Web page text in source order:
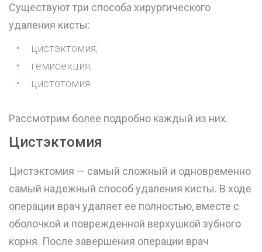
Существуют три способа хирургического
удаления кисты:
цистэктомия;
гемисекция;
цистотомия.
Рассмотрим более подробно каждый из них.
Цистэктомия
Цистэктомия — самый сложный и одновременно
самый надежный способ удаления кисты. В ходе
операции врач удаляет ее полностью, вместе с
оболочкой и поврежденной верхушкой зубного
корня. После завершения операции врач